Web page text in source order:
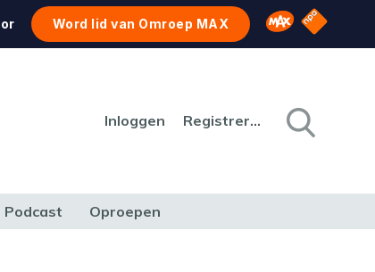
Word lid van Omroep MAX Omroep MAX
NPO
Inloggen Registreren
Podcast Oproepen